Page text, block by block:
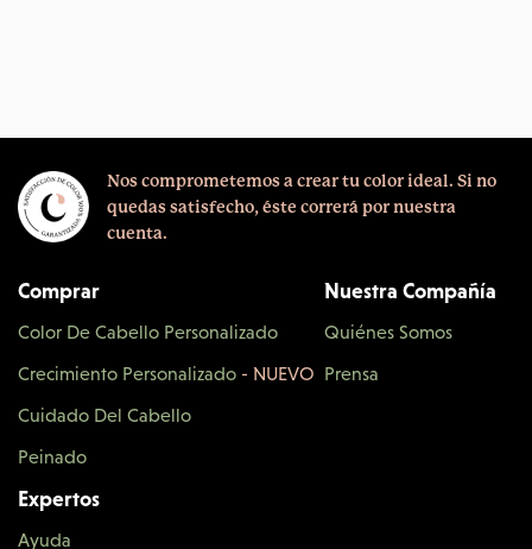
Nos comprometemos a crear tu color ideal. Si no
quedas satisfecho, éste correrá por nuestra
cuenta.
Comprar
Color De Cabello Personalizado
Crecimiento Personalizado - NUEVO
Cuidado Del Cabello
Peinado
Nuestra Compañía
Quiénes Somos
Prensa
Expertos
Ayuda